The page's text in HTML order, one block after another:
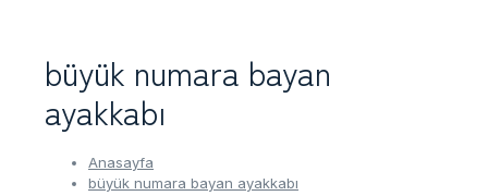
büyük numara bayan
ayakkabı
Anasayfa
büyük numara bayan ayakkabı